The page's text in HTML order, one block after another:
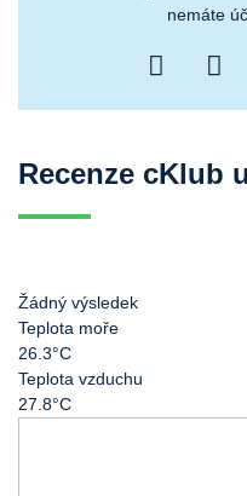
nemáte
Recenze cKlub
Žádný výsledek
Teplota moře
26.3°C
Teplota vzduchu
27.8°C